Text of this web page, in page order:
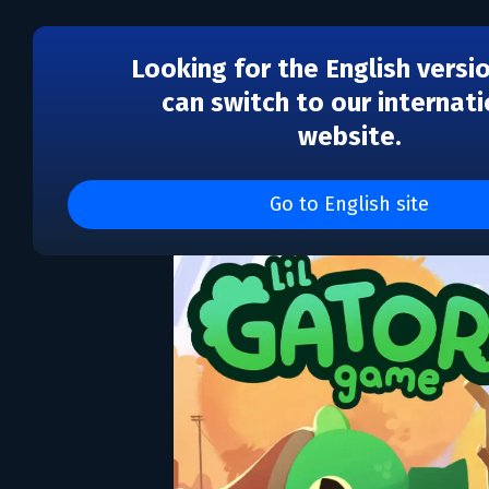
Looking for the English
can switch to our
website.
Go to English site
Lil Gator Game